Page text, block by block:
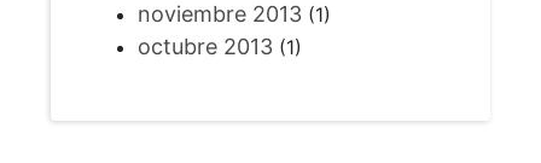
noviembre 2013(1)
octubre 2013(1)